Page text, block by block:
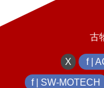
古
X f |
f | SW-MOTECH